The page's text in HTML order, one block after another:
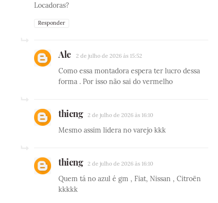
Locadoras?
Responder
Ale 2 de julho de 2026 às 15:52
Como essa montadora espera ter lucro dessa
forma . Por isso não sai do vermelho
thieng 2 de julho de 2026 às 16:10
Mesmo assim lidera no varejo kkk
thieng 2 de julho de 2026 às 16:10
Quem tá no azul é gm , Fiat, Nissan , Citroën
kkkkk